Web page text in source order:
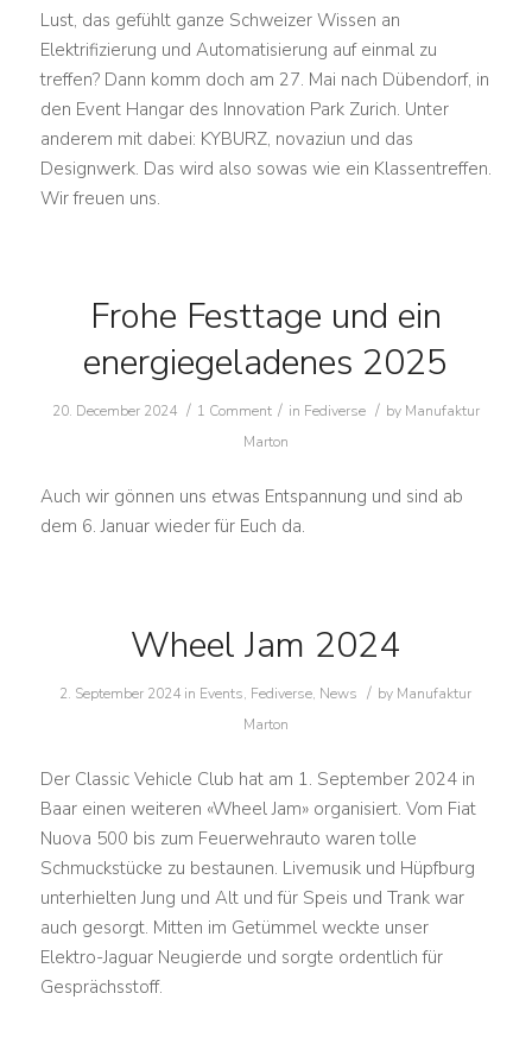
Lust, das gefühlt ganze Schweizer Wissen an
Elektrifizierung und Automatisierung auf einmal zu
treffen? Dann komm doch am 27. Mai nach Dübendorf, in
den Event Hangar des Innovation Park Zurich. Unter
anderem mit dabei: KYBURZ, novaziun und das
Designwerk. Das wird also sowas wie ein Klassentreffen.
Wir freuen uns.
Frohe Festtage und ein
energiegeladenes 2025
20. December 2024 / 1 Comment / in Fediverse / by Manufaktur
Marton
Auch wir gönnen uns etwas Entspannung und sind ab
dem 6. Januar wieder für Euch da.
Wheel Jam 2024
2. September 2024 in Events, Fediverse, News / by Manufaktur
Marton
Der Classic Vehicle Club hat am 1. September 2024 in
Baar einen weiteren «Wheel Jam» organisiert. Vom Fiat
Nuova 500 bis zum Feuerwehrauto waren tolle
Schmuckstücke zu bestaunen. Livemusik und Hüpfburg
unterhielten Jung und Alt und für Speis und Trank war
auch gesorgt. Mitten im Getümmel weckte unser
Elektro-Jaguar Neugierde und sorgte ordentlich für
Gesprächsstoff.